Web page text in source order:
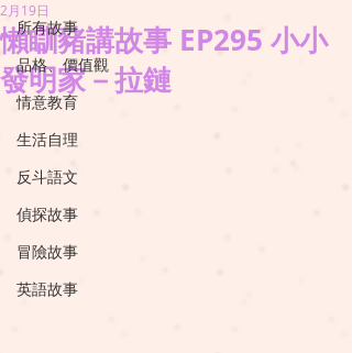
所有故事
品格、價值觀
情意教育
生活自理
反斗語文
偵探故事
冒險故事
英語故事
懶瞓豬講故事 EP295 小小
發明家－拉鏈
2月19日